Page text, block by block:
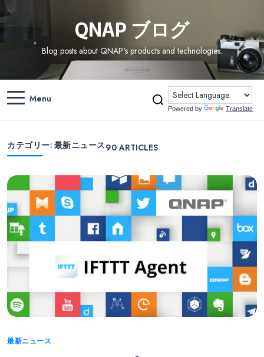
QNAP ブログ
Blog posts about QNAP's products and technologies.
Menu
Powered by Translate
カテゴリー: 最新ニュース90ARTICLES
Categories
最新ニュース